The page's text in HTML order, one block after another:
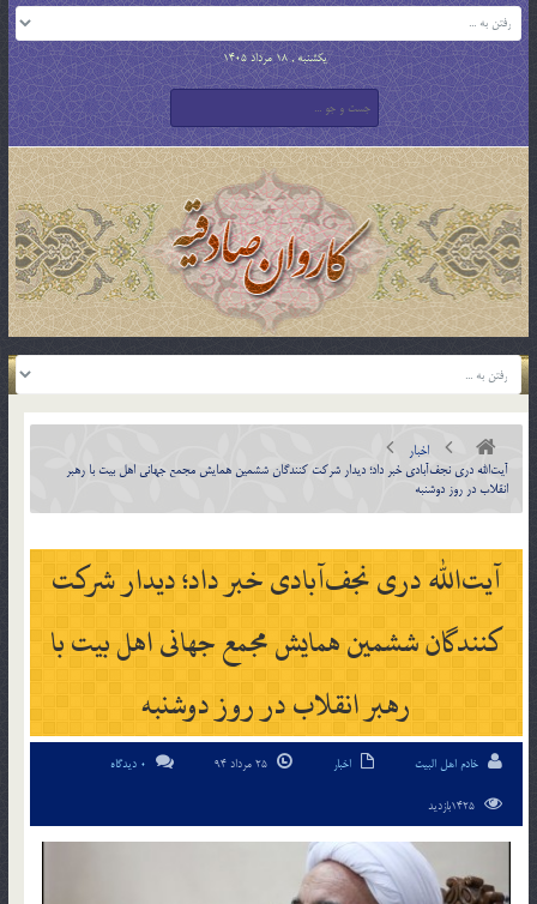
یکشنبه , 18 مرداد 1405
اخبار
آیت‌الله دری نجف‌آبادی خبر داد؛ دیدار شرکت کنندگان ششمین همایش مجمع جهانی اهل بیت با رهبر
انقلاب در روز دوشنبه
آیت‌الله دری نجف‌آبادی خبر داد؛ دیدار شرکت
کنندگان ششمین همایش مجمع جهانی اهل بیت با
رهبر انقلاب در روز دوشنبه
خادم اهل البیت اخبار 0 دیدگاه